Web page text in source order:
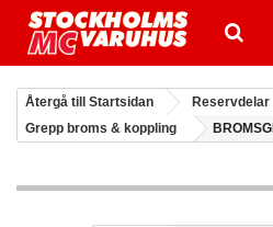
Återgå till Startsidan Reservdelar
Grepp broms & koppling